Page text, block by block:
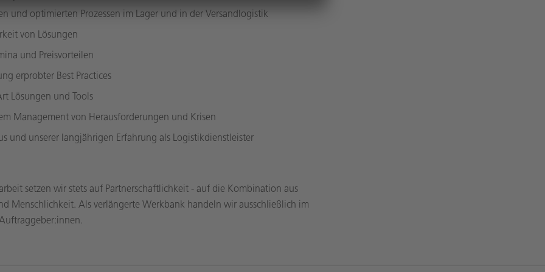
und optimierten Prozessen im Lager und in der Versandlogistik
von Lösungen
und Preisvorteilen
erprobter Best Practices
Lösungen und Tools
Management von Herausforderungen und Krisen
und unserer langjährigen Erfahrung als Logistikdienstleister
setzen wir stets auf Partnerschaftlichkeit - auf die Kombination aus
Menschlichkeit. Als verlängerte Werkbank handeln wir ausschließlich im